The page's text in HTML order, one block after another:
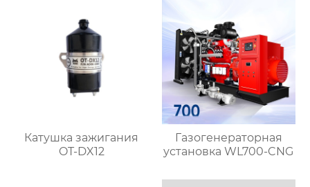
Катушка зажигания
OT-DX12
Газогенераторная
установка WL700-CNG